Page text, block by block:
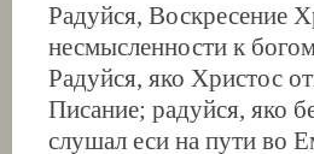
Радуйся, Воскресение
несмысленности к
Радуйся, яко Христос
Писание; радуйся, яко
слушал еси на пути во